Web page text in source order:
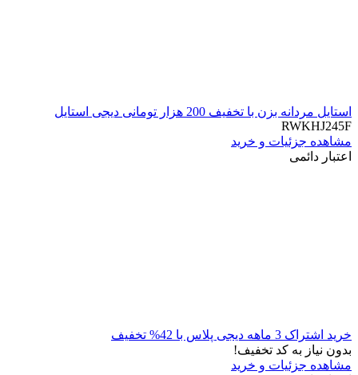
استایل مردانه بزن با تخفیف 200 هزار تومانی دیجی استایل
RWKHJ245F
مشاهده جزئیات و خرید
اعتبار دائمی
خرید اشتراک 3 ماهه دیجی پلاس با 42% تخفیف
بدون نیاز به کد تخفیف!
مشاهده جزئیات و خرید